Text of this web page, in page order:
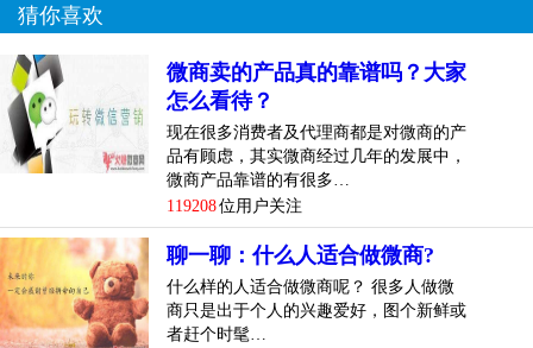
猜你喜欢
微商卖的产品真的靠谱吗？大家
怎么看待？
现在很多消费者及代理商都是对微商的产
品有顾虑，其实微商经过几年的发展中，
微商产品靠谱的有很多…
119208位用户关注
聊一聊：什么人适合做微商?
什么样的人适合做微商呢？ 很多人做微
商只是出于个人的兴趣爱好，图个新鲜或
者赶个时髦…